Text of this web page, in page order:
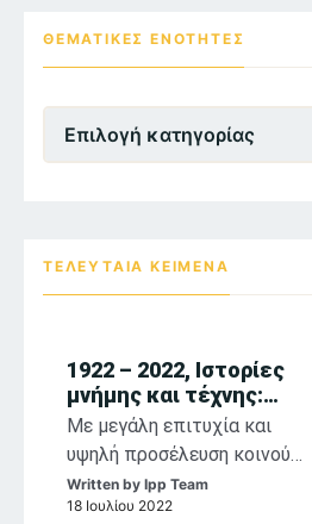
ΘΕΜΑΤΙΚΕΣ ΕΝΌΤΗΤΕΣ
Ενότητες
ΤΕΛΕΥΤΑΙΑ ΚΕΙΜΕΝΑ
1922 – 2022, Ιστορίες
μνήμης και τέχνης:
αναστοχασμοί στη
θρησκευτική ζωγραφική
των Παπαλουκά,
Κόντογλου, Βασιλείου
Με μεγάλη επιτυχία και
υψηλή προσέλευση κοινού
συνεχίζονται η έκθεση
«1922-2022, Σ. Παπαλουκάς,
Written by Ipp Team
18 Ιουλίου 2022